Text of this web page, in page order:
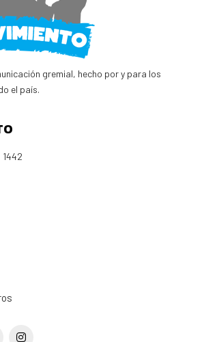
gremial, hecho por y para los
el país.
1442